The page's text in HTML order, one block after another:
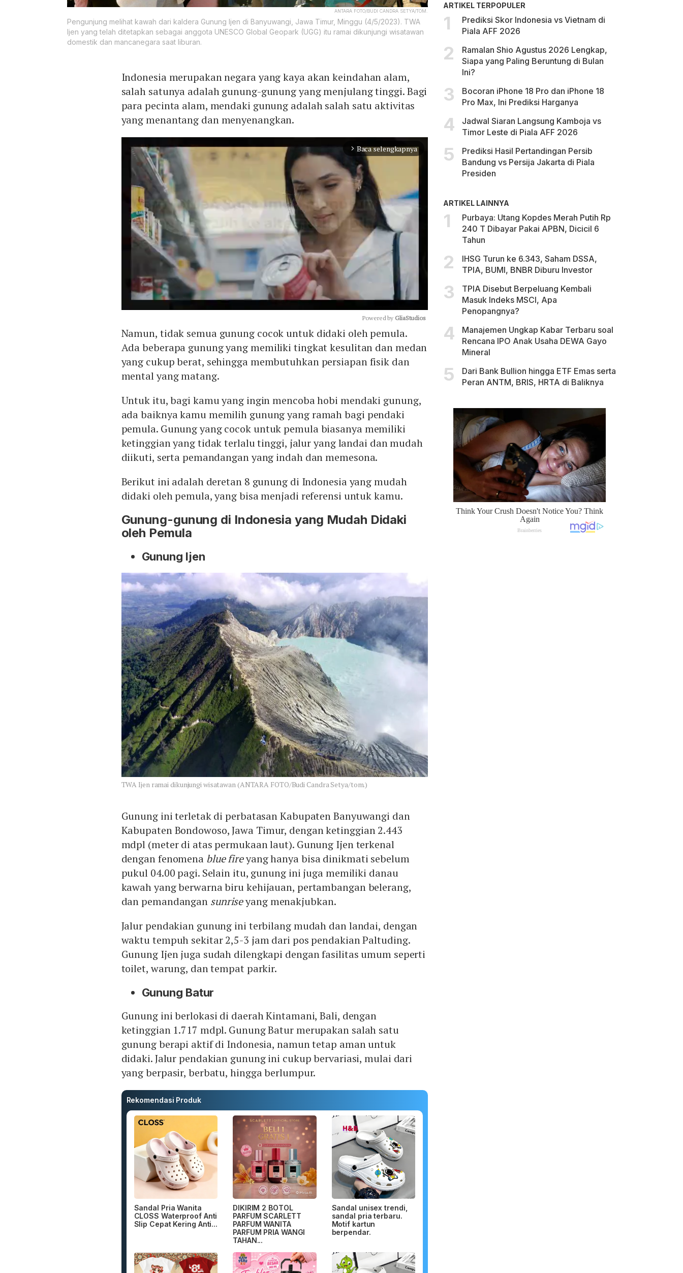
ANTARA FOTO/BUDI CANDRA SETYA/TOM.
Pengunjung melihat kawah dari kaldera Gunung Ijen di Banyuwangi, Jawa Timur, Minggu (4/5/2023). TWA
Ijen yang telah ditetapkan sebagai anggota UNESCO Global Geopark (UGG) itu ramai dikunjungi wisatawan
domestik dan mancanegara saat liburan.
Indonesia merupakan negara yang kaya akan keindahan alam,
salah satunya adalah gunung-gunung yang menjulang tinggi. Bagi
para pecinta alam, mendaki gunung adalah salah satu aktivitas
yang menantang dan menyenangkan.
arrow_forward_ios Baca selengkapnya
Mute
Powered by GliaStudios
Namun, tidak semua gunung cocok untuk didaki oleh pemula.
Ada beberapa gunung yang memiliki tingkat kesulitan dan medan
yang cukup berat, sehingga membutuhkan persiapan fisik dan
mental yang matang.
Untuk itu, bagi kamu yang ingin mencoba hobi mendaki gunung,
ada baiknya kamu memilih gunung yang ramah bagi pendaki
pemula. Gunung yang cocok untuk pemula biasanya memiliki
ketinggian yang tidak terlalu tinggi, jalur yang landai dan mudah
diikuti, serta pemandangan yang indah dan memesona.
Berikut ini adalah deretan 8 gunung di Indonesia yang mudah
didaki oleh pemula, yang bisa menjadi referensi untuk kamu.
Gunung-gunung di Indonesia yang Mudah Didaki
oleh Pemula
Gunung Ijen
TWA Ijen ramai dikunjungi wisatawan (ANTARA FOTO/Budi Candra Setya/tom.)
Gunung ini terletak di perbatasan Kabupaten Banyuwangi dan
Kabupaten Bondowoso, Jawa Timur, dengan ketinggian 2.443
mdpl (meter di atas permukaan laut). Gunung Ijen terkenal
dengan fenomena blue fireyang hanya bisa dinikmati sebelum
pukul 04.00 pagi. Selain itu, gunung ini juga memiliki danau
kawah yang berwarna biru kehijauan, pertambangan belerang,
dan pemandangan sunriseyang menakjubkan.
Jalur pendakian gunung ini terbilang mudah dan landai, dengan
waktu tempuh sekitar 2,5-3 jam dari pos pendakian Paltuding.
Gunung Ijen juga sudah dilengkapi dengan fasilitas umum seperti
toilet, warung, dan tempat parkir.
Gunung Batur
Gunung ini berlokasi di daerah Kintamani, Bali, dengan
ketinggian 1.717 mdpl. Gunung Batur merupakan salah satu
gunung berapi aktif di Indonesia, namun tetap aman untuk
didaki. Jalur pendakian gunung ini cukup bervariasi, mulai dari
yang berpasir, berbatu, hingga berlumpur.
Rekomendasi Produk
Sandal Pria Wanita
CLOSS Waterproof Anti
Slip Cepat Kering Anti...
DIKIRIM 2 BOTOL
PARFUM SCARLETT
PARFUM WANITA
PARFUM PRIA WANGI
TAHAN...
Sandal unisex trendi,
sandal pria terbaru.
Motif kartun
berpendar.
ARTIKEL TERPOPULER
Prediksi Skor Indonesia vs Vietnam di
Piala AFF 2026
Ramalan Shio Agustus 2026 Lengkap,
Siapa yang Paling Beruntung di Bulan
Ini?
Bocoran iPhone 18 Pro dan iPhone 18
Pro Max, Ini Prediksi Harganya
Jadwal Siaran Langsung Kamboja vs
Timor Leste di Piala AFF 2026
Prediksi Hasil Pertandingan Persib
Bandung vs Persija Jakarta di Piala
Presiden
ARTIKEL LAINNYA
Purbaya: Utang Kopdes Merah Putih Rp
240 T Dibayar Pakai APBN, Dicicil 6
Tahun
IHSG Turun ke 6.343, Saham DSSA,
TPIA, BUMI, BNBR Diburu Investor
TPIA Disebut Berpeluang Kembali
Masuk Indeks MSCI, Apa
Penopangnya?
Manajemen Ungkap Kabar Terbaru soal
Rencana IPO Anak Usaha DEWA Gayo
Mineral
Dari Bank Bullion hingga ETF Emas serta
Peran ANTM, BRIS, HRTA di Baliknya